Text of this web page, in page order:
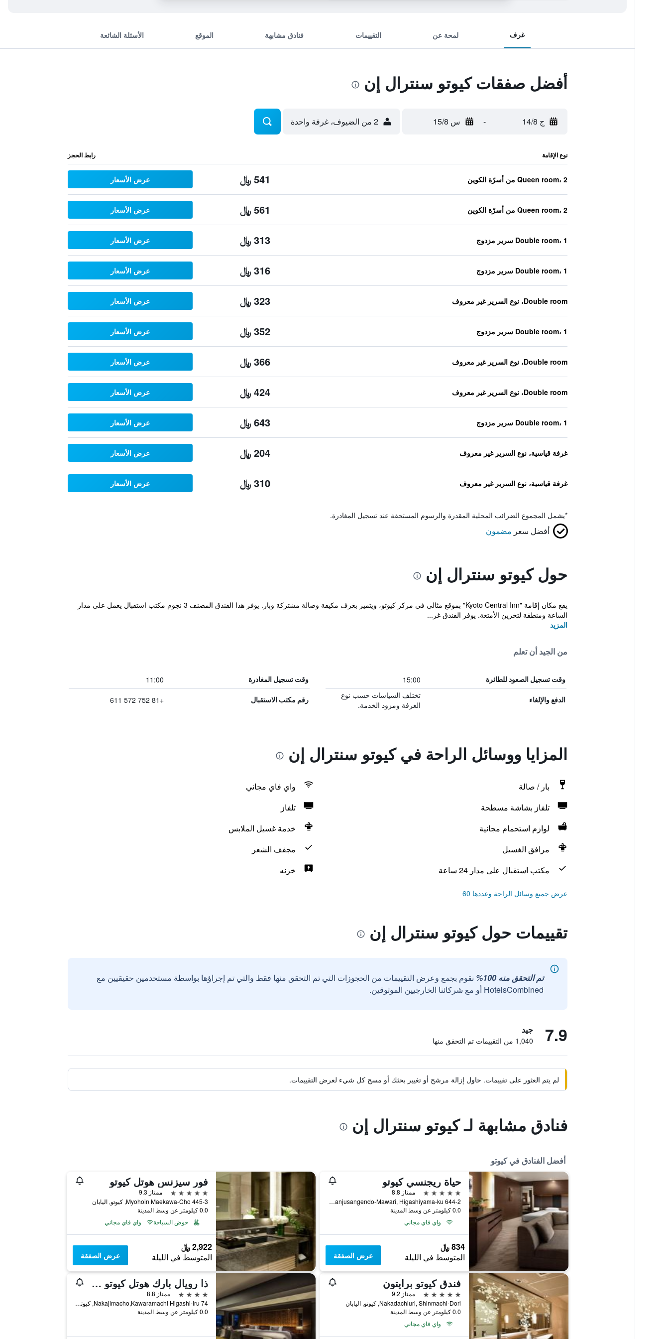
غرف لمحة عن التقييمات فنادق مشابهة الموقع الأسئلة الشائعة
أفضل صفقات كيوتو سنترال إن
ج 14/8 - س 15/8 2 من الضيوف، غرفة واحدة
نوع الإقامة رابط الحجز
Queen room، 2 من أسرّة الكوين 541 ﷼ عرض الأسعار
Queen room، 2 من أسرّة الكوين 561 ﷼ عرض الأسعار
Double room، 1 سرير مزدوج 313 ﷼ عرض الأسعار
Double room، 1 سرير مزدوج 316 ﷼ عرض الأسعار
Double room، نوع السرير غير معروف 323 ﷼ عرض الأسعار
Double room، 1 سرير مزدوج 352 ﷼ عرض الأسعار
Double room، نوع السرير غير معروف 366 ﷼ عرض الأسعار
Double room، نوع السرير غير معروف 424 ﷼ عرض الأسعار
Double room، 1 سرير مزدوج 643 ﷼ عرض الأسعار
غرفة قياسية، نوع السرير غير معروف 204 ﷼ عرض الأسعار
غرفة قياسية، نوع السرير غير معروف 310 ﷼ عرض الأسعار
*يشمل المجموع الضرائب المحلية المقدرة والرسوم المستحقة عند تسجيل المغادرة.
أفضل سعر مضمون
حول كيوتو سنترال إن
يقع مكان إقامة "Kyoto Central Inn" بموقع مثالي في مركز كيوتو، ويتميز بغرف مكيفة وصالة مشتركة وبار. يوفر هذا الفندق المصنف 3 نجوم مكتب استقبال يعمل على مدار
الساعة ومنطقة لتخزين الأمتعة. يوفر الفندق غر...
المزيد
من الجيد أن تعلم
وقت تسجيل الصعود للطائرة 15:00 وقت تسجيل المغادرة 11:00
الدفع والإلغاء
تختلف السياسات حسب نوع
الغرفة ومزود الخدمة.
رقم مكتب الاستقبال +81 752 572 611
المزايا ووسائل الراحة في كيوتو سنترال إن
بار / صالة
واي فاي مجاني
تلفاز بشاشة مسطحة
تلفاز
لوازم استحمام مجانية
خدمة غسيل الملابس
مرافق الغسيل
مجفف الشعر
مكتب استقبال على مدار 24 ساعة
خزنه
عرض جميع وسائل الراحة وعددها 60
تقييمات حول كيوتو سنترال إن
تم التحقق منه 100%
نقوم بجمع وعرض التقييمات من الحجوزات التي تم التحقق منها فقط والتي تم إجراؤها بواسطة مستخدمين حقيقيين مع
HotelsCombined أو مع شركائنا الخارجيين الموثوقين.
7.9 جيد
1,040 من التقييمات تم التحقق منها
لم يتم العثور على تقييمات. حاول إزالة مرشح أو تغيير بحثك أو مسح كل شيء لعرض التقييمات.
فنادق مشابهة لـ كيوتو سنترال إن
أفضل الفنادق في كيوتو
حياة ريجنسي كيوتو
5 نجوم
ممتاز 8.8
644-2 Sanjusangendo-Mawari, Higashiyama-ku, كيوتو, اليابان
0.0 كيلومتر عن وسط المدينة
واي فاي مجاني
834 ﷼
المتوسط في الليلة عرض الصفقة
فور سيزنس هوتل كيوتو
5 نجوم
ممتاز 9.3
445-3 Myohoin Maekawa-Cho, كيوتو, اليابان
0.0 كيلومتر عن وسط المدينة
حوض السباحة
واي فاي مجاني
2,922 ﷼
المتوسط في الليلة عرض الصفقة
فندق كيوتو برايتون
5 نجوم
ممتاز 9.2
Nakadachiuri, Shinmachi-Dori, كيوتو, اليابان
0.0 كيلومتر عن وسط المدينة
واي فاي مجاني
ذا رويال بارك هوتل كيوتو سانجو
4 نجوم
ممتاز 8.8
74 Nakajimacho,Kawaramachi Higashi-Iru, كيوتو, اليابان
0.0 كيلومتر عن وسط المدينة